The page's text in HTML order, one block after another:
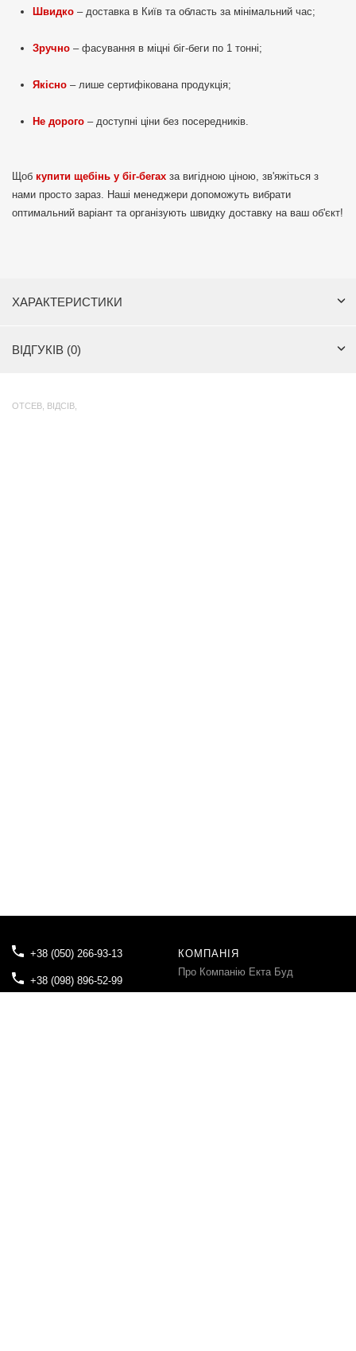
Швидко – доставка в Київ та область за мінімальний час;
Зручно – фасування в міцні біг-беги по 1 тонні;
Якісно – лише сертифікована продукція;
Не дорого – доступні ціни без посередників.
Щоб купити щебінь у біг-бегах за вигідною ціною, зв'яжіться з
нами просто зараз. Наші менеджери допоможуть вибрати
оптимальний варіант та організують швидку доставку на ваш об'єкт!
ХАРАКТЕРИСТИКИ
ВІДГУКІВ (0)
ОТСЕВ ВІДСІВ
+38 (050) 266-93-13
+38 (098) 896-52-99
КОМПАНІЯ
Про Компанію Екта Буд